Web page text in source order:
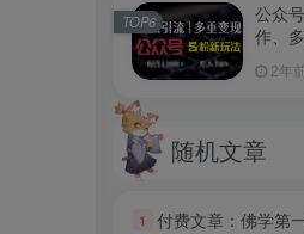
公众
作、
2年
TOP6
随机文章
1 付费文章：佛学第一弹，关